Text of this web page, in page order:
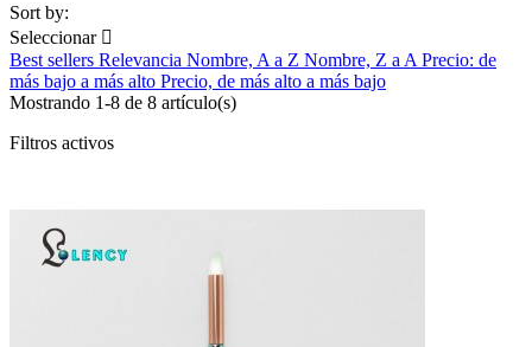
Sort by:
Seleccionar 
Best sellers Relevancia Nombre, A a Z Nombre, Z a A Precio: de
más bajo a más alto Precio, de más alto a más bajo
Mostrando 1-8 de 8 artículo(s)
Filtros activos